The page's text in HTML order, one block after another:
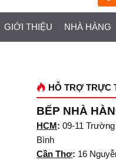
GIỚI THIỆU NHÀ HÀNG
HỖ TRỢ TRỰC
BẾP NHÀ
HCM: 09-11
Bình
Cần Thơ: 16